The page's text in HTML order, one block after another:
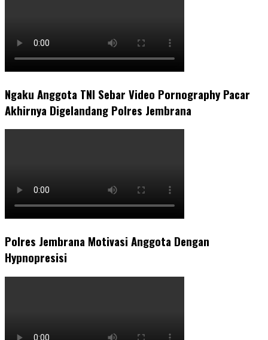
Ngaku Anggota TNI Sebar Video Pornography Pacar
Akhirnya Digelandang Polres Jembrana
Polres Jembrana Motivasi Anggota Dengan
Hypnopresisi